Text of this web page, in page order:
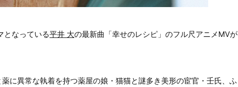
となっている平井 大の最新曲「幸せのレシピ」のフル尺アニメMVが
に異常な執着を持つ薬屋の娘・猫猫と謎多き美形の宦官・壬氏、ふ